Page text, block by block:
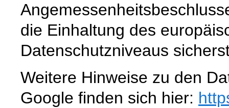
die Einhaltung des
Datenschutzniveaus
Weitere Hinweise zu den
Google finden sich hier: